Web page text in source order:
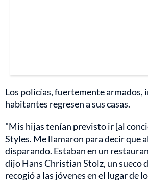
Los policías, fuertemente armados,
habitantes regresen a sus casas.
"Mis hijas tenían previsto ir [al
Styles. Me llamaron para decir que
disparando. Estaban en un
dijo Hans Christian Stolz, un sueco
recogió a las jóvenes en el lugar de